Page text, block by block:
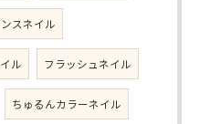
スネイル
ル フラッシュネイル
ちゅるんカラーネイル